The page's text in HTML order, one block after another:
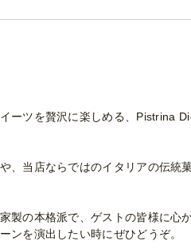
ーツを贅沢に楽しめる、Pistrina
、当店ならではのイタリアの伝統
製の本格派で、ゲストの皆様に心
ンを演出したい時にぜひどうぞ。